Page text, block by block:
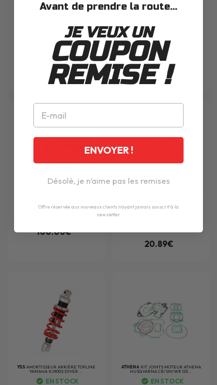
EN STOCK
-10%
121.67€ 135.36€
(15-18)
107.92€
100.00€
EN STOCK
20.89€
YSS AMORTISSEUR ARRIÈRE TOPLINE
YAMAHA XJ900S DIVER...
EN STOCK
ATHENA KIT JOINTS MOTEUR ATHENA
HUSQVARNA CR/SM/WR 125...
EN STOCK
Avant de prendre la route...
JE VEUX UN
COUPON
REMISE !
ENVOYER !
Désolé, je n’aime pas les remises
Offre réservée aux nouveaux clients n'ayant jamais souscrit à la
newsletter